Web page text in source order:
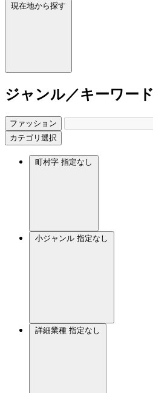
現在地から探す
ジャンル／キーワード
ファッション
カテゴリ選択
町村字 指定なし
小ジャンル 指定なし
詳細業種 指定なし